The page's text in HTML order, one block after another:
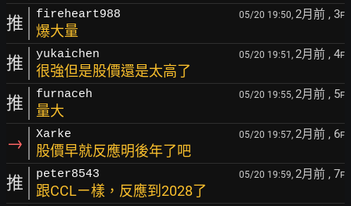
推 fireheart988 05/20 19:50, 2月前 , 3F
爆大量
推 yukaichen 05/20 19:51, 2月前 , 4F
很強但是股價還是太高了
推 furnaceh 05/20 19:55, 2月前 , 5F
量大
→ Xarke 05/20 19:57, 2月前 , 6F
股價早就反應明後年了吧
推 peter8543 05/20 19:59, 2月前 , 7F
跟CCLㄧ樣，反應到2028了